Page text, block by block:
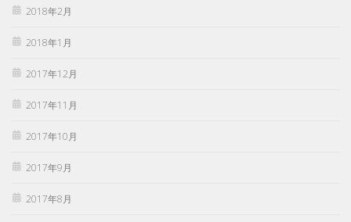
2018年2月
2018年1月
2017年12月
2017年11月
2017年10月
2017年9月
2017年8月